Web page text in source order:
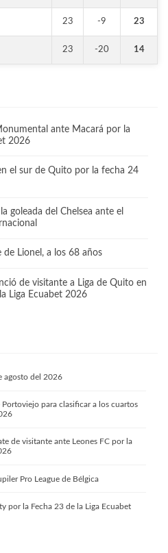
23 -9 23
23 -20 14
ante Macará por la
2026
el sur de Quito por la fecha 24
goleada del Chelsea ante el
de Lionel, a los 68 años
de visitante a Liga de Quito en
Liga Ecuabet 2026
agosto del 2026
Portoviejo para clasificar a los cuartos
de visitante ante Leones FC por la
Pro League de Bélgica
por la Fecha 23 de la Liga Ecuabet